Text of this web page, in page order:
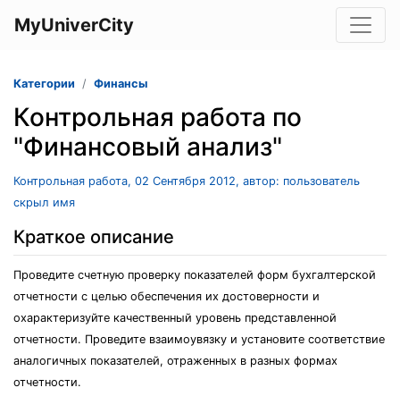
MyUniverCity
Категории Финансы
Контрольная работа по
"Финансовый анализ"
Контрольная работа, 02 Сентября 2012, автор: пользователь
скрыл имя
Краткое описание
Проведите счетную проверку показателей форм бухгалтерской
отчетности с целью обеспечения их достоверности и
охарактеризуйте качественный уровень представленной
отчетности. Проведите взаимоувязку и установите соответствие
аналогичных показателей, отраженных в разных формах
отчетности.